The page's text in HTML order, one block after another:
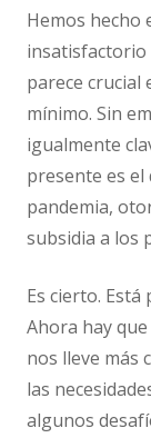
Hemos hecho
insatisfactorio
parece crucial
mínimo. Sin
igualmente
presente es
pandemia,
subsidia a los
Es cierto.
Ahora hay
nos lleve más
las
algunos